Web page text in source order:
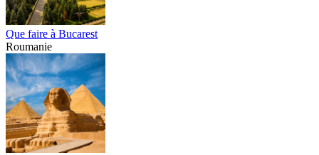
Que faire à Bucarest
Roumanie